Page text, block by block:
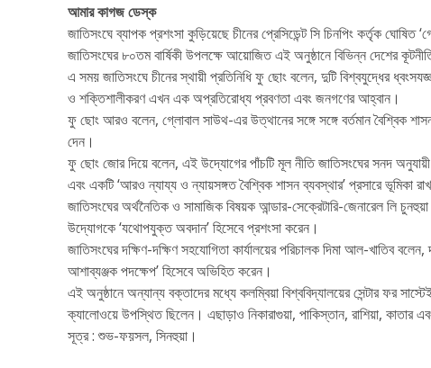
আমার কাগজ ডেস্ক
জাতিসংঘে ব্যাপক প্রশংসা কুড়িয়েছে চীনের প্রেসিডেন্ট সি চিনপিং কর্তৃক
জাতিসংঘের ৮০তম বার্ষিকী উপলক্ষে আয়োজিত এই অনুষ্ঠানে বিভিন্ন দেশের
এ সময় জাতিসংঘে চীনের স্থায়ী প্রতিনিধি ফু ছোং বলেন, দুটি বিশ্বযুদ্ধের
ও শক্তিশালীকরণ এখন এক অপ্রতিরোধ্য প্রবণতা এবং জনগণের আহ্বান।
ফু ছোং আরও বলেন, গ্লোবাল সাউথ-এর উত্থানের সঙ্গে সঙ্গে বর্তমান বৈশ্বিক
দেন।
ফু ছোং জোর দিয়ে বলেন, এই উদ্যোগের পাঁচটি মূল নীতি জাতিসংঘের সনদ
এবং একটি ‘আরও ন্যায্য ও ন্যায়সঙ্গত বৈশ্বিক শাসন ব্যবস্থার’ প্রসারে ভূমিকা
জাতিসংঘের অর্থনৈতিক ও সামাজিক বিষয়ক আন্ডার-সেক্রেটারি-জেনারেল লি
উদ্যোগকে ‘যথোপযুক্ত অবদান’ হিসেবে প্রশংসা করেন।
জাতিসংঘের দক্ষিণ-দক্ষিণ সহযোগিতা কার্যালয়ের পরিচালক দিমা আল-খাতিব
আশাব্যঞ্জক পদক্ষেপ’ হিসেবে অভিহিত করেন।
এই অনুষ্ঠানে অন্যান্য বক্তাদের মধ্যে কলম্বিয়া বিশ্ববিদ্যালয়ের সেন্টার ফর
ক্যালোওয়ে উপস্থিত ছিলেন। এছাড়াও নিকারাগুয়া, পাকিস্তান, রাশিয়া,
সূত্র : শুভ-ফয়সল, সিনহুয়া।